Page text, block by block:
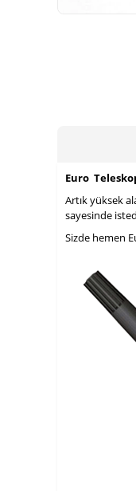
Euro
Artık yüksek
sayesinde
Sizde hemen